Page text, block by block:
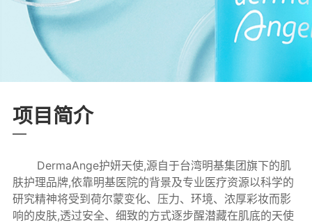
项目简介
DermaAnge护妍天使,源自于台湾明基集团旗下的肌
肤护理品牌,依靠明基医院的背景及专业医疗资源以科学的
研究精神将受到荷尔蒙变化、压力、环境、浓厚彩妆而影
响的皮肤,透过安全、细致的方式逐步醒潜藏在肌底的天使